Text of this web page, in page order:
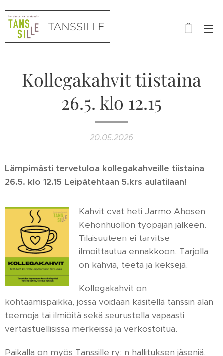
TANSSILLE
Kollegakahvit tiistaina
26.5. klo 12.15
20.05.2026
Lämpimästi tervetuloa kollegakahveille tiistaina
26.5. klo 12.15 Leipätehtaan 5.krs aulatilaan!
Kahvit ovat heti Jarmo Ahosen
Kehonhuollon työpajan jälkeen.
Tilaisuuteen ei tarvitse
ilmoittautua ennakkoon. Tarjolla
on kahvia, teetä ja keksejä.
Kollegakahvit on
kohtaamispaikka, jossa voidaan käsitellä tanssin alan
teemoja tai ilmiöitä sekä seurustella vapaasti
vertaistuellisissa merkeissä ja verkostoitua.
Paikalla on myös Tanssille ry: n hallituksen jäseniä.